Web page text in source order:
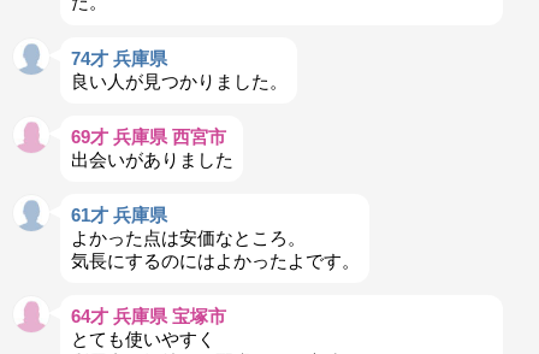
74才 兵庫県
良い人が見つかりました。
69才 兵庫県 西宮市
出会いがありました
61才 兵庫県
よかった点は安価なところ。
気長にするのにはよかったよです。
64才 兵庫県 宝塚市
とても使いやすく